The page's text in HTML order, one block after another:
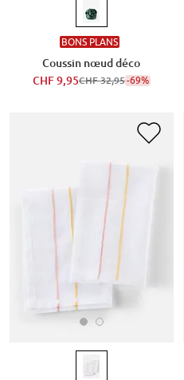
BONS PLANS
Coussin nœud déco
CHF 9,95CHF 32,95-69%